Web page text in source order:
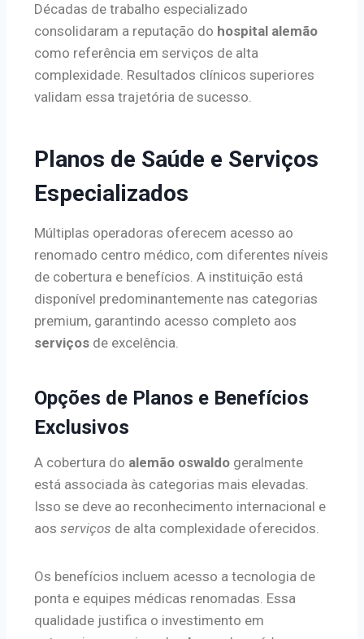
Décadas de trabalho especializado
consolidaram a reputação do hospital alemão
como referência em serviços de alta
complexidade. Resultados clínicos superiores
validam essa trajetória de sucesso.
Planos de Saúde e Serviços
Especializados
Múltiplas operadoras oferecem acesso ao
renomado centro médico, com diferentes níveis
de cobertura e benefícios. A instituição está
disponível predominantemente nas categorias
premium, garantindo acesso completo aos
serviços de excelência.
Opções de Planos e Benefícios
Exclusivos
A cobertura do alemão oswaldo geralmente
está associada às categorias mais elevadas.
Isso se deve ao reconhecimento internacional e
aos serviços de alta complexidade oferecidos.
Os benefícios incluem acesso a tecnologia de
ponta e equipes médicas renomadas. Essa
qualidade justifica o investimento em